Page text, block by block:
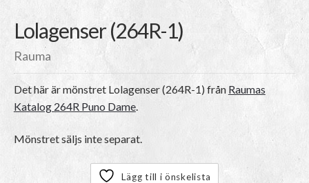
Lolagenser (264R-1)
Rauma
Det här är mönstret Lolagenser (264R-1)från Raumas
Katalog 264R Puno Dame.
Mönstret säljs inte separat.
Lägg till i önskelista